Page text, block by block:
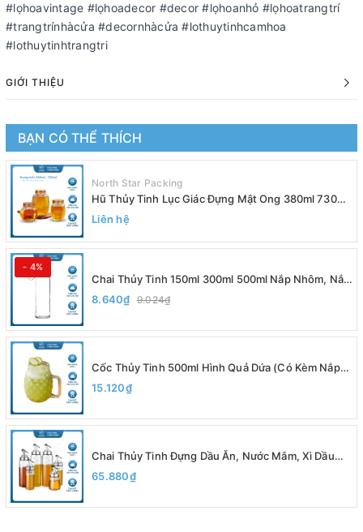
#lọhoavintage #lọhoadecor #decor #lọhoanhỏ #lọhoatrangtrí
#trangtrínhàcửa #decornhàcửa #lothuytinhcamhoa
#lothuytinhtrangtri
GIỚI THIỆU
BẠN CÓ THỂ THÍCH
North Star Packing
Hũ Thủy Tinh Lục Giác Đựng Mật Ong 380ml 730ml
Nắp Vàng, Đựng Yến Chưng, Trà, Siro - North Star
Packing
Liên hệ
- 4%
Chai Thủy Tinh 150ml 300ml 500ml Nắp Nhôm, Nắp
Inox Có Dây Xách, Đựng Nước Ép, Sinh Tố, Detox,
Nắp Nhựa Bọc Kim Loại Chắc Chắn - North Star
8.640₫ 9.024₫
Cốc Thủy Tinh 500ml Hình Quả Dứa (Có Kèm Nắp),
Ly Quai Thủy Tinh Cao Cấp - North Star Packing
15.120₫
Chai Thủy Tinh Đựng Dầu Ăn, Nước Mắm, Xì Dầu
200ml 300ml 500ml, Có Vạch Chia, Vòi Rót, Chất
Liệu Thủy Tinh Borosilicate
65.880₫